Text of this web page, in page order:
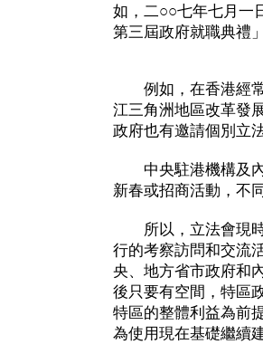
如，二○○七年七月一
第三屆政府就職典禮
例如，在香港經常
江三角洲地區改革發
政府也有邀請個別立
中央駐港機構及內
新春或招商活動，不
所以，立法會現時
行的考察訪問和交流
央、地方省市政府和
後只要有空間，特區
特區的整體利益為前
為使用現在基礎繼續